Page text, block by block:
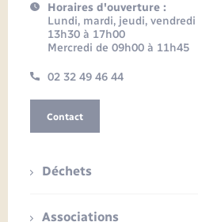
Horaires d'ouverture :
Lundi, mardi, jeudi,
13h30 à 17h00
Mercredi de 09h00 à 11h45
02 32 49 46 44
Contact
Déchets
Associations